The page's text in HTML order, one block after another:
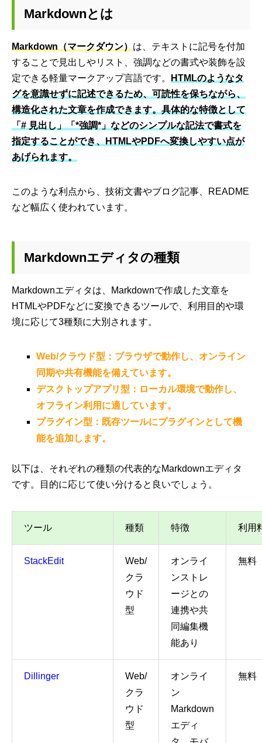
Markdownとは
Markdown（マークダウン） は、テキストに記号を付加
することで見出しやリスト、強調などの書式や装飾を設
定できる軽量マークアップ言語です。
HTMLのようなタ
グを意識せずに記述できるため、可読性を保ちながら、
構造化された文章を作成できます。具体的な特徴として
「# 見出し」「*強調*」などのシンプルな記法で書式を
指定することができ、HTMLやPDFへ変換しやすい点が
あげられます。
このような利点から、技術文書やブログ記事、README
など幅広く使われています。
Markdownエディタの種類
Markdownエディタは、Markdownで作成した文章を
HTMLやPDFなどに変換できるツールで、利用目的や環
境に応じて3種類に大別されます。
Web/クラウド型：ブラウザで動作し、オンライン
同期や共有機能を備えています。
デスクトップアプリ型：ローカル環境で動作し、
オフライン利用に適しています。
プラグイン型：既存ツールにプラグインとして機
能を追加します。
以下は、それぞれの種類の代表的なMarkdownエディタ
です。目的に応じて使い分けると良いでしょう。
ツール 種類 特徴 利用
StackEdit
Web/
クラ
ウド
型
オンライ
ンストレ
ージとの
連携や共
同編集機
能あり
無料
Dillinger
Web/
クラ
ウド
型
オンライ
ン
Markdown
エディ
無料